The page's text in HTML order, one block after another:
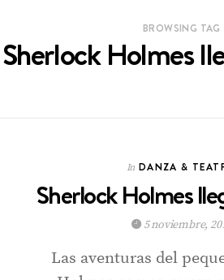
BROWSING TAG
Sherlock Holmes
In DANZA &
Sherlock Holmes
5 noviembre,
Las aventuras del